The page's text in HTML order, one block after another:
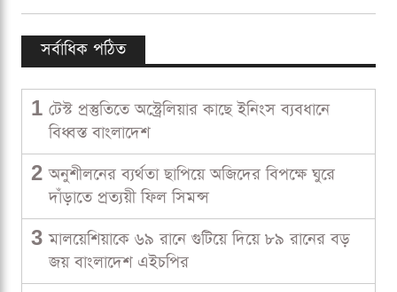
সর্বাধিক পঠিত
1 টেস্ট প্রস্তুতিতে অস্ট্রেলিয়ার কাছে ইনিংস ব্যবধানে
বিধ্বস্ত বাংলাদেশ
2 অনুশীলনের ব্যর্থতা ছাপিয়ে অজিদের বিপক্ষে ঘুরে
দাঁড়াতে প্রত্যয়ী ফিল সিমন্স
3 মালয়েশিয়াকে ৬৯ রানে গুটিয়ে দিয়ে ৮৯ রানের বড়
জয় বাংলাদেশ এইচপির